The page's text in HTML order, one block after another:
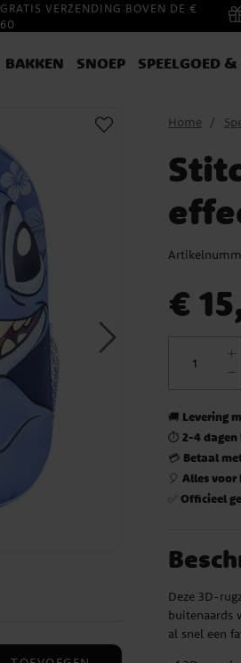
GRATIS VERZENDING BOVEN DE €
60
BAKKEN SNOEP SPEELGOED
Home
€
🚚 Levering
⏱️2-4
💳 Betaal
🎈Alles voor
✅Officieel
Deze 3D-
buitenaards
al snel een